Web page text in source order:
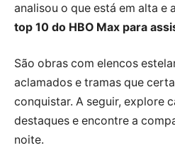
analisou o que está em alta e
top 10 do HBO Max para
São obras com elencos
aclamados e tramas que
conquistar. A seguir, explore
destaques e encontre a
noite.